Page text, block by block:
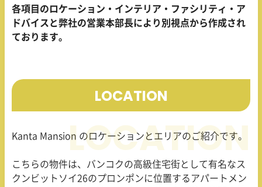
各項目のロケーション・インテリア・ファシリティ・ア
ドバイスと弊社の営業本部長により別視点から作成され
ております。
LOCATION
Kanta Mansion のロケーションとエリアのご紹介です。
こちらの物件は、バンコクの高級住宅街として有名なス
クンビットソイ26のプロンポンに位置するアパートメン